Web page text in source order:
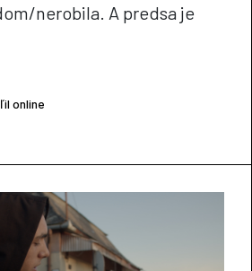
nerobila. A predsa je
online